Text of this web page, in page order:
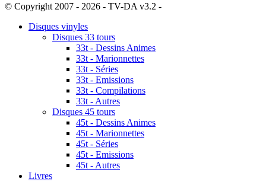
© Copyright 2007 - 2026 - TV-DA v3.2 -
Disques vinyles
Disques 33 tours
33t - Dessins Animes
33t - Marionnettes
33t - Séries
33t - Emissions
33t - Compilations
33t - Autres
Disques 45 tours
45t - Dessins Animes
45t - Marionnettes
45t - Séries
45t - Emissions
45t - Autres
Livres